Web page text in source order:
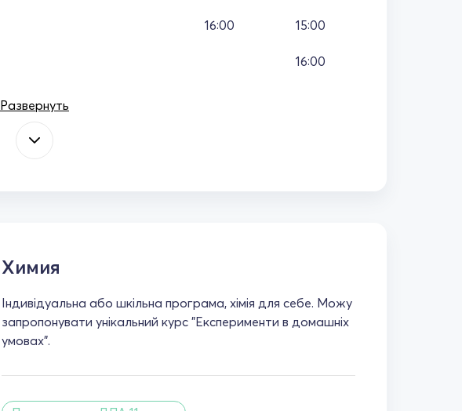
16:00 15:00
16:00
Развернуть
Химия
Індивідуальна або шкільна програма, хімія для себе. Можу
запропонувати унікальний курс "Експерименти в домашніх
умовах".